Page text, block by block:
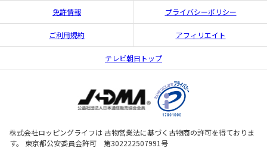
免許情報 プライバシーポリシー
ご利用規約 アフィリエイト
テレビ朝日トップ
株式会社ロッピングライフは 古物営業法に基づく古物商の許可を得ておりま
す。 東京都公安委員会許可 第302222507991号